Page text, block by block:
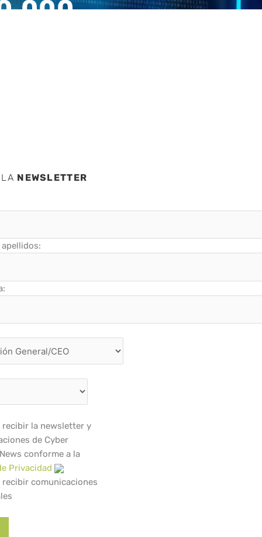
NEWSLETTER
recibir la newsletter y
de Cyber
conforme a la
Privacidad
recibir comunicaciones